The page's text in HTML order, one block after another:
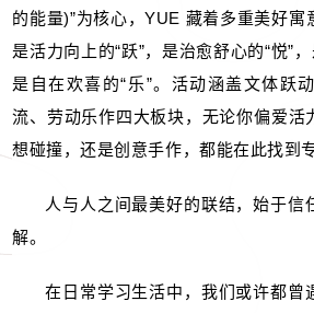
的能量)”为核心，YUE 藏着多重美好寓
是活力向上的“跃”，是治愈舒心的“悦”，
是自在欢喜的“乐”。活动涵盖文体跃
流、劳动乐作四大板块，无论你偏爱活
想碰撞，还是创意手作，都能在此找到
人与人之间最美好的联结，始于信
解。
在日常学习生活中，我们或许都曾